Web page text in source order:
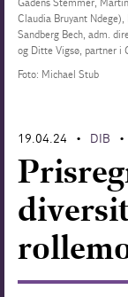
Forskning
Claudia Bruyant
Sandberg Bech, adm.
og Ditte Vigsø, partner i
Foto: Michael Stub
19.04.24 • DIB •